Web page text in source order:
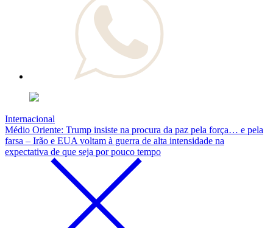
Internacional
Médio Oriente: Trump insiste na procura da paz pela força… e pela
farsa – Irão e EUA voltam à guerra de alta intensidade na
expectativa de que seja por pouco tempo